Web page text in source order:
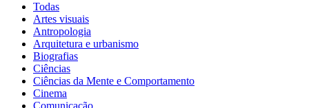
Todas
Artes visuais
Antropologia
Arquitetura e urbanismo
Biografias
Ciências
Ciências da Mente e Comportamento
Cinema